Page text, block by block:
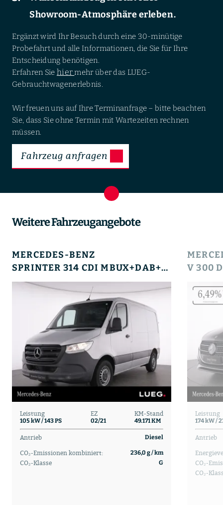
Showroom-Atmosphäre erleben.
Ergänzt wird Ihr Besuch durch eine 30-minütige
Probefahrt und alle Informationen, die Sie für Ihre
Entscheidung benötigen.
Erfahren Sie hiermehr über das LUEG-
Gebrauchtwagenerlebnis.
Wir freuen uns auf Ihre Terminanfrage – bitte beachten
Sie, dass Sie ohne Termin mit Wartezeiten rechnen
müssen.
Fahrzeug anfragen
Weitere Fahrzeugangebote
MERCEDES-BENZ
SPRINTER 314 CDI MBUX+DAB+SHZG+KLIMA+RFK+AWR+65L
Leistung
105 kW / 143 PS
EZ
02/21
KM-Stand
49.171 KM
Antrieb Diesel
CO₂-Emissionen kombiniert: 236,0 g / km
CO₂-Klasse G
Leistung
174 kW /
Antrieb
CO₂-
CO₂-